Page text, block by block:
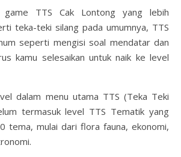
game TTS Cak Lontong yang lebih
teka-teki silang pada umumnya, TTS
seperti mengisi soal mendatar dan
kamu selesaikan untuk naik ke level
dalam menu utama TTS (Teka Teki
termasuk level TTS Tematik yang
tema, mulai dari flora fauna, ekonomi,